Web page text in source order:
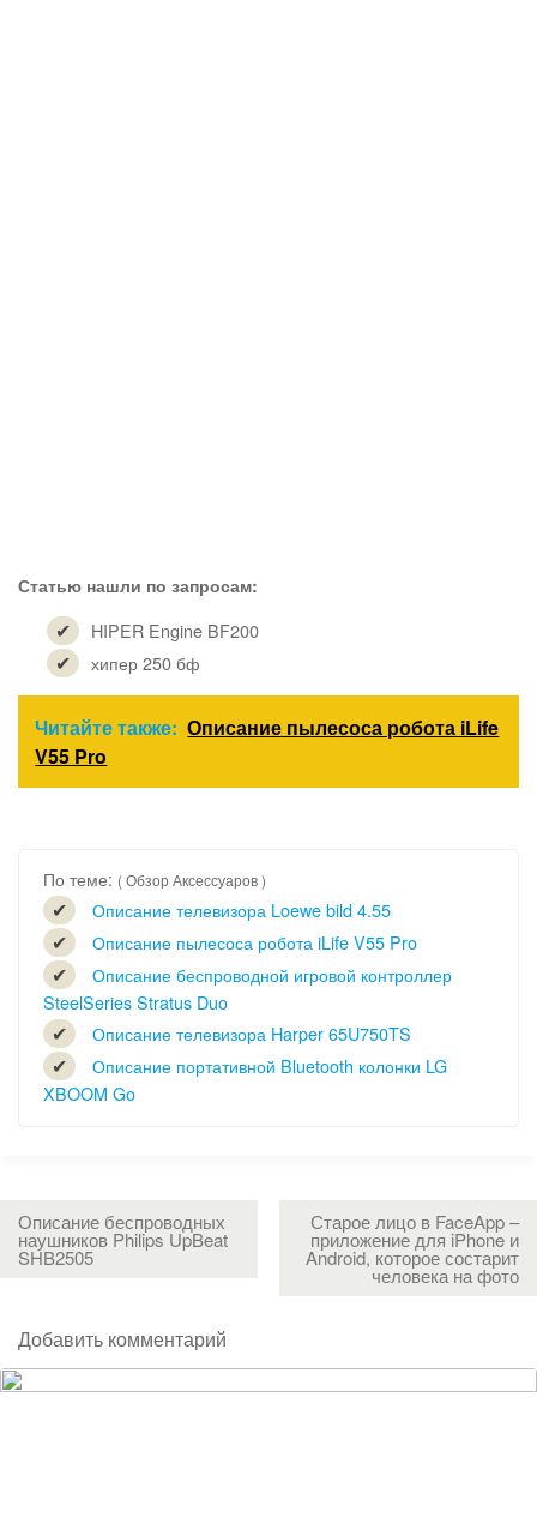
Статью нашли по запросам:
HIPER Engine BF200
хипер 250 бф
Читайте также: Описание пылесоса робота iLife
V55 Pro
По теме: ( Обзор Аксессуаров )
Описание телевизора Loewe bild 4.55
Описание пылесоса робота iLife V55 Pro
Описание беспроводной игровой контроллер
SteelSeries Stratus Duo
Описание телевизора Harper 65U750TS
Описание портативной Bluetooth колонки LG
XBOOM Go
Старое лицо в FaceApp –
приложение для iPhone и
Android, которое состарит
человека на фото
Описание беспроводных
наушников Philips UpBeat
SHB2505
Добавить комментарий